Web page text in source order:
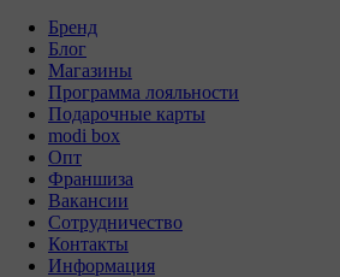
Бренд
Блог
Магазины
Программа лояльности
Подарочные карты
modi box
Опт
Франшиза
Вакансии
Сотрудничество
Контакты
Информация